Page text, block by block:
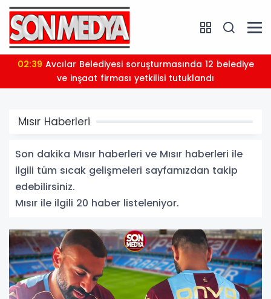
02:39
ve inşaat firması yetkilisi tutuklandı
Mısır Haberleri
Son dakika Mısır haberleri ve Mısır haberleri ile
ilgili tüm sıcak gelişmeleri sayfamızdan takip
edebilirsiniz.
Mısır ile ilgili 20 haber listeleniyor.